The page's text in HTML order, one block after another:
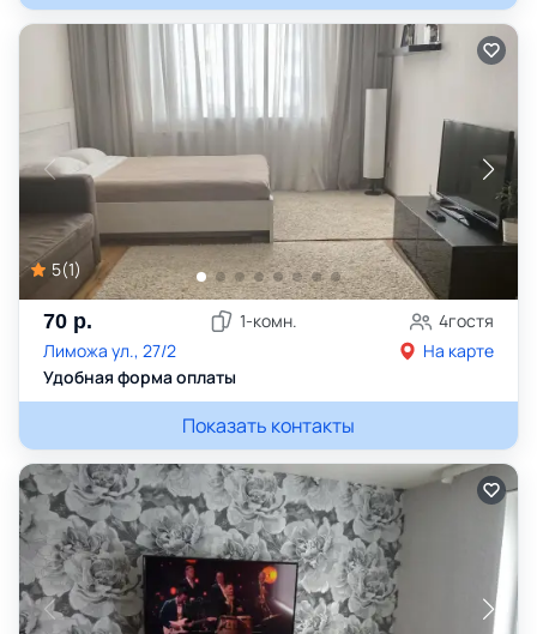
5(1)
70 р. 1-комн. 4гостя
Лиможа ул., 27/2
На карте
Удобная форма оплаты
Показать контакты